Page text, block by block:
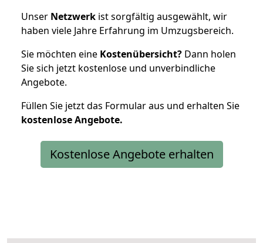
Unser Netzwerk ist sorgfältig ausgewählt, wir
haben viele Jahre Erfahrung im Umzugsbereich.
Sie möchten eine Kostenübersicht? Dann holen
Sie sich jetzt kostenlose und unverbindliche
Angebote.
Füllen Sie jetzt das Formular aus und erhalten Sie
kostenloseAngebote.
Kostenlose Angebote erhalten